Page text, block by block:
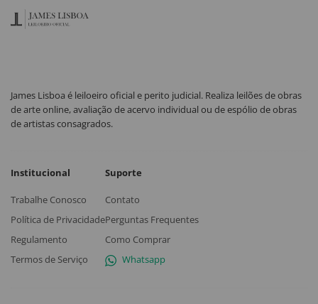
James Lisboa é leiloeiro oficial e perito judicial. Realiza leilões de obras
de arte online, avaliação de acervo individual ou de espólio de obras
de artistas consagrados.
Institucional
Trabalhe Conosco
Política de Privacidade
Regulamento
Termos de Serviço
Suporte
Contato
Perguntas Frequentes
Como Comprar
Whatsapp